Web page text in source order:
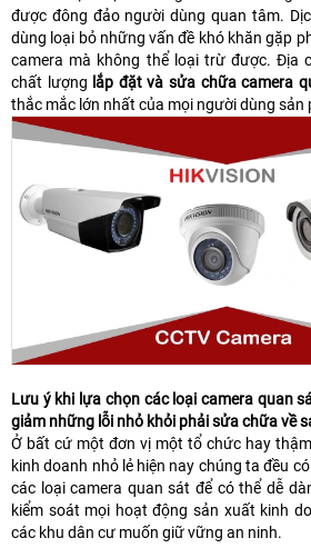
được đông đảo người dùng quan tâm.
dùng loại bỏ những vấn đề khó khăn gặp
camera mà không thể loại trừ được. Địa
chất lượng lắp đặt và sửa chữa camera
thắc mắc lớn nhất của mọi người dùng sản
Lưu ý khi lựa chọn các loại camera quan
giảm những lỗi nhỏ khỏi phải sửa chữa về
Ở bất cứ một đơn vị một tổ chức hay
kinh doanh nhỏ lẻ hiện nay chúng ta đều
các loại camera quan sát để có thể dễ
kiểm soát mọi hoạt động sản xuất kinh
các khu dân cư muốn giữ vững an ninh.